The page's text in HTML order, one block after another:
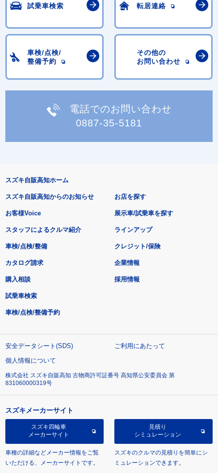
試乗車検索 転居連絡
車検/点検/
整備予約
その他の
お問い合わせ
電話でのお問い合わせ
0887-35-5181
スズキ自販高知ホーム
スズキ自販高知からのお知らせ
お客様Voice
スタッフによるクルマ紹介
お店を探す
展示車/試乗車を探す
ラインアップ
車検/点検/整備 クレジット/保険
カタログ請求
購入相談
試乗車検索
車検/点検/整備予約
企業情報
採用情報
安全データシート(SDS)
ご利用にあたって
個人情報について
株式会社 スズキ自販高知 古物商許可証番号 高知県公安委員会 第
831060000319号
スズキメーカーサイト
スズキ四輪車
メーカーサイト
車種の詳細などメーカー情報をご覧
いただける、メーカーサイトです。
見積り
シミュレーション
スズキのクルマの見積りを簡単にシ
ミュレーションできます。